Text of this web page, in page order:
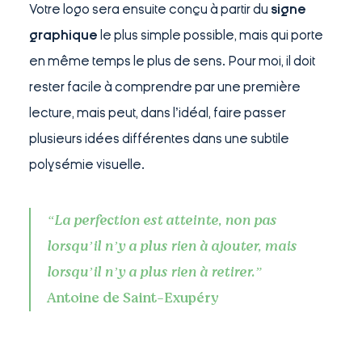
Votre logo sera ensuite conçu à partir du signe
graphique le plus simple possible, mais qui porte
en même temps le plus de sens. Pour moi, il doit
rester facile à comprendre par une première
lecture, mais peut, dans l’idéal, faire passer
plusieurs idées différentes dans une subtile
polysémie visuelle.
“La perfection est atteinte, non pas
lorsqu’il n’y a plus rien à ajouter, mais
lorsqu’il n’y a plus rien à retirer.”
Antoine de Saint-Exupéry